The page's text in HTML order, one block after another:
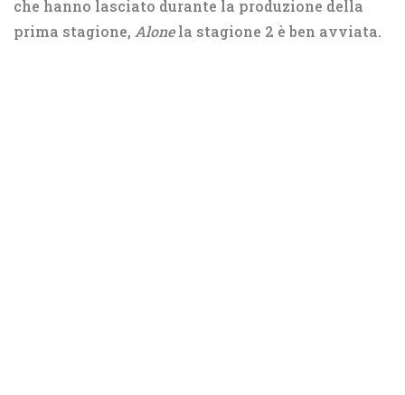
che hanno lasciato durante la produzione della
prima stagione, Alonela stagione 2 è ben avviata.